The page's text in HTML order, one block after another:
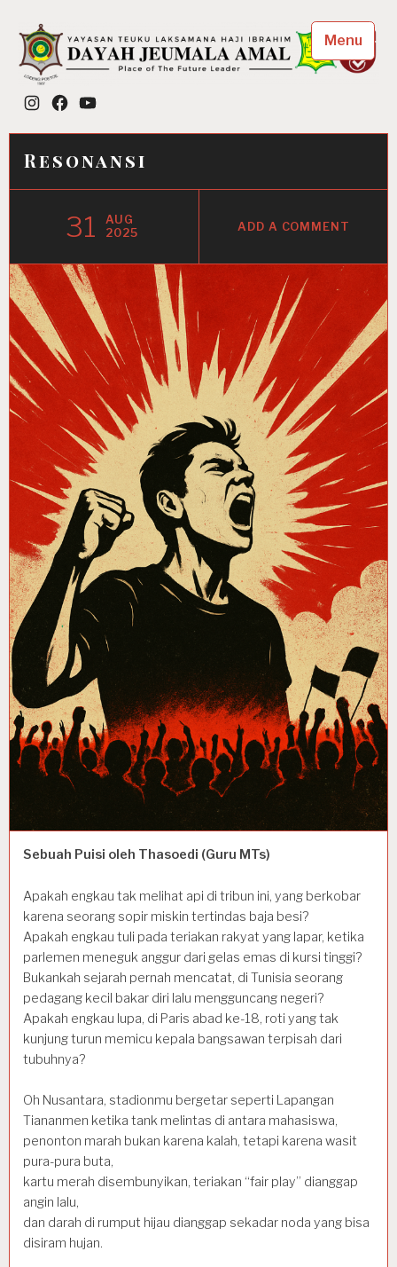
content
Dayah Jeumala Amal
Place of The Future Leader
Instagram
FacebookYouTube
Menu
Resonansi
31
AUG
2025
ADD A COMMENT
Sebuah Puisi oleh Thasoedi (Guru MTs)
Apakah engkau tak melihat api di tribun ini, yang berkobar
karena seorang sopir miskin tertindas baja besi?
Apakah engkau tuli pada teriakan rakyat yang lapar, ketika
parlemen meneguk anggur dari gelas emas di kursi tinggi?
Bukankah sejarah pernah mencatat, di Tunisia seorang
pedagang kecil bakar diri lalu mengguncang negeri?
Apakah engkau lupa, di Paris abad ke-18, roti yang tak
kunjung turun memicu kepala bangsawan terpisah dari
tubuhnya?
Oh Nusantara, stadionmu bergetar seperti Lapangan
Tiananmen ketika tank melintas di antara mahasiswa,
penonton marah bukan karena kalah, tetapi karena wasit
pura-pura buta,
kartu merah disembunyikan, teriakan “fair play” dianggap
angin lalu,
dan darah di rumput hijau dianggap sekadar noda yang bisa
disiram hujan.